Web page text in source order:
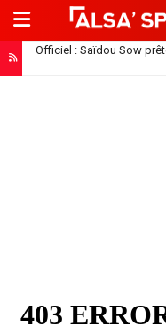
Officiel : Saïdou Sow